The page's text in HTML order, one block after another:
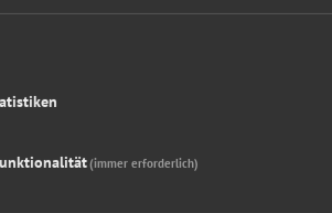
Werkstattangebote einholen!
TSN
und Modell Ihres Fahrzeugs aus
aus.
(immer erforderlich)